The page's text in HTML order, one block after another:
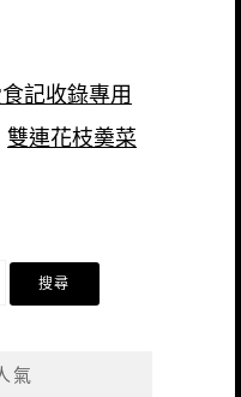
記收錄專用
雙連花枝羮菜
氣